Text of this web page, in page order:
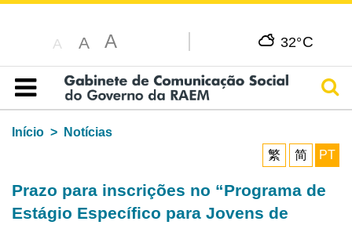
A A A 32°C
Índice
Início
Notícias
繁
简 PT
Prazo para inscrições no “Programa de
Estágio Específico para Jovens de